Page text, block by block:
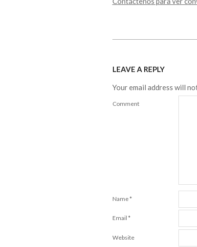
11
LEAVE A REPLY
Your email address will
Comment
Name*
Email *
Website